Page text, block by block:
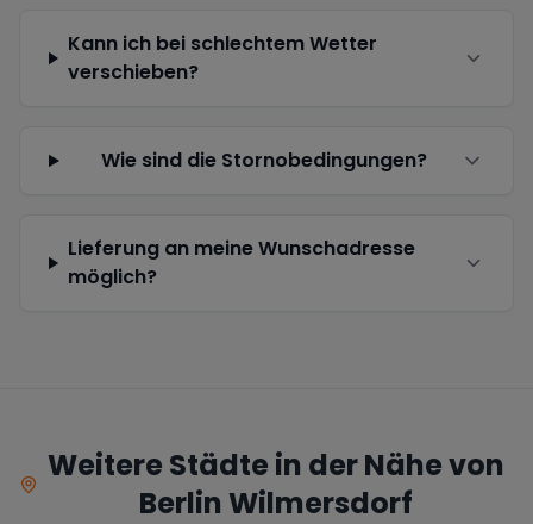
Kann ich bei schlechtem Wetter
verschieben?
Wie sind die Stornobedingungen?
Lieferung an meine Wunschadresse
möglich?
Weitere Städte in der Nähe von
Berlin Wilmersdorf